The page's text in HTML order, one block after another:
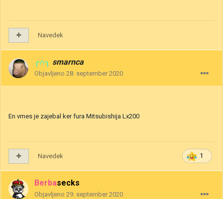
Navedek
╭∩╮ smarnca
Objavljeno 28. september 2020
En vmes je zajebal ker fura Mitsubishija Lx200
1
Navedek
Berbasecks
Objavljeno 29. september 2020